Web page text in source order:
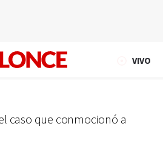
VIVO
caso que conmocionó a